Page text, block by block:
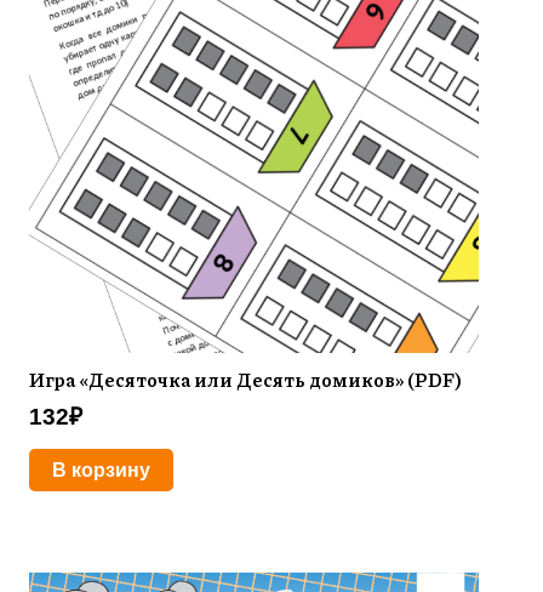
Игра «Десяточка или Десять домиков» (PDF)
132₽
В корзину